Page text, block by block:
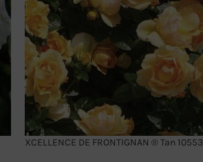
XCELLENCE DE FRONTIGNAN ® Tan 10553